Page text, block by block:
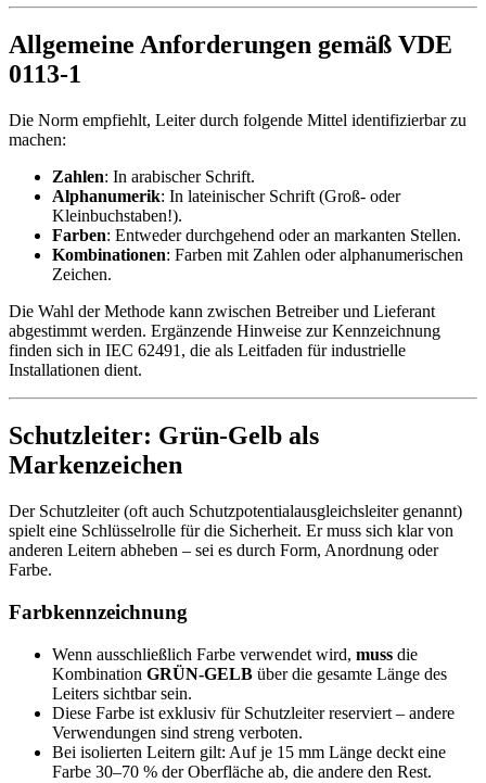
Allgemeine Anforderungen gemäß VDE
0113-1
Die Norm empfiehlt, Leiter durch folgende Mittel identifizierbar zu
machen:
Zahlen: In arabischer Schrift.
Alphanumerik: In lateinischer Schrift (Groß- oder
Kleinbuchstaben!).
Farben: Entweder durchgehend oder an markanten Stellen.
Kombinationen: Farben mit Zahlen oder alphanumerischen
Zeichen.
Die Wahl der Methode kann zwischen Betreiber und Lieferant
abgestimmt werden. Ergänzende Hinweise zur Kennzeichnung
finden sich in IEC 62491, die als Leitfaden für industrielle
Installationen dient.
Schutzleiter: Grün-Gelb als
Markenzeichen
Der Schutzleiter (oft auch Schutzpotentialausgleichsleiter genannt)
spielt eine Schlüsselrolle für die Sicherheit. Er muss sich klar von
anderen Leitern abheben – sei es durch Form, Anordnung oder
Farbe.
Farbkennzeichnung
Wenn ausschließlich Farbe verwendet wird, muss die
Kombination GRÜN-GELB über die gesamte Länge des
Leiters sichtbar sein.
Diese Farbe ist exklusiv für Schutzleiter reserviert – andere
Verwendungen sind streng verboten.
Bei isolierten Leitern gilt: Auf je 15 mm Länge deckt eine
Farbe 30–70 % der Oberfläche ab, die andere den Rest.